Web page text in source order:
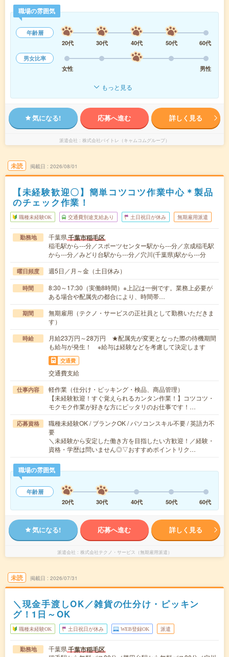
職場の雰囲気
年齢層
20代
30代 40代 50代
60代
男女比率
女性
男性
もっと見る
気になる! 応募へ進む 詳しく見る
派遣会社 株式会社バイトレ（キャムコムグループ）
未読 掲載日 2026/08/01
【未経験歓迎〇】簡単コツコツ作業中心＊製品
のチェック作業！
職種未経験OK 交通費別途支給あり 土日祝日が休み 無期雇用派遣
勤務地 千葉県千葉市稲毛区
稲毛駅から---分／スポーツセンター駅から---分／京成稲毛駅
から---分／みどり台駅から---分／穴川(千葉県)駅から---分
曜日頻度 週5日／月～金（土日休み）
時間
8:30～17:30（実働8時間）※上記は一例です。業務上必要が
ある場合や配属先の都合により、時間帯…
期間
無期雇用（テクノ・サービスの正社員として勤務いただきま
す）
時給
月給23万円～28万円 ★配属先が変更となった際の待機期間
も給与が発生！ ※給与は経験などを考慮して決定します
交通費
交通費支給
仕事内容
軽作業（仕分け・ピッキング・検品、商品管理）
【未経験歓迎！すぐ覚えられるカンタン作業！】コツコツ・
モクモク作業が好きな方にピッタリのお仕事です！…
応募資格
職種未経験OK / ブランクOK / パソコンスキル不要 / 英語力不
要
＼未経験から安定した働き方を目指したい方歓迎！／経験・
資格・学歴は問いません◎▽おすすめポイントリク…
職場の雰囲気
年齢層
20代
30代 40代 50代 60代
気になる! 応募へ進む 詳しく見る
派遣会社 株式会社テクノ・サービス（無期雇用派遣）
未読 掲載日 2026/07/31
＼現金手渡しOK／雑貨の仕分け・ピッキン
グ！1日～OK
職種未経験OK 土日祝日が休み WEB登録OK 派遣
勤務地 千葉県千葉市稲毛区